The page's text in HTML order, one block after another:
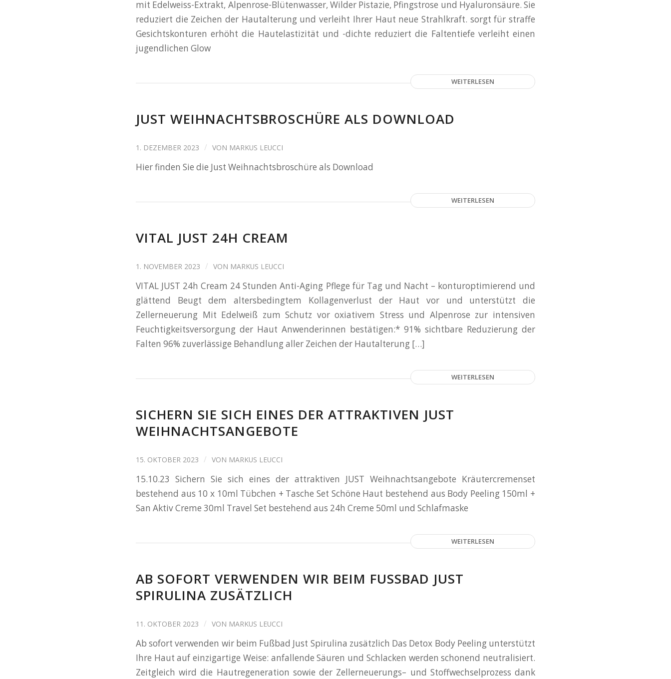
mit Edelweiss-Extrakt, Alpenrose-Blütenwasser, Wilder Pistazie, Pfingstrose und Hyaluronsäure. Sie
reduziert die Zeichen der Hautalterung und verleiht Ihrer Haut neue Strahlkraft. sorgt für straffe
Gesichtskonturen erhöht die Hautelastizität und -dichte reduziert die Faltentiefe verleiht einen
jugendlichen Glow
WEITERLESEN
JUST WEIHNACHTSBROSCHÜRE ALS DOWNLOAD
1. DEZEMBER 2023 / VON MARKUS LEUCCI
Hier finden Sie die Just Weihnachtsbroschüre als Download
WEITERLESEN
VITAL JUST 24H CREAM
1. NOVEMBER 2023 / VON MARKUS LEUCCI
VITAL JUST 24h Cream 24 Stunden Anti-Aging Pflege für Tag und Nacht – konturoptimierend und
glättend Beugt dem altersbedingtem Kollagenverlust der Haut vor und unterstützt die
Zellerneuerung Mit Edelweiß zum Schutz vor oxiativem Stress und Alpenrose zur intensiven
Feuchtigkeitsversorgung der Haut Anwenderinnen bestätigen:* 91% sichtbare Reduzierung der
Falten 96% zuverlässige Behandlung aller Zeichen der Hautalterung […]
WEITERLESEN
SICHERN SIE SICH EINES DER ATTRAKTIVEN JUST
WEIHNACHTSANGEBOTE
15. OKTOBER 2023 / VON MARKUS LEUCCI
15.10.23 Sichern Sie sich eines der attraktiven JUST Weihnachtsangebote Kräutercremenset
bestehend aus 10 x 10ml Tübchen + Tasche Set Schöne Haut bestehend aus Body Peeling 150ml +
San Aktiv Creme 30ml Travel Set bestehend aus 24h Creme 50ml und Schlafmaske
WEITERLESEN
AB SOFORT VERWENDEN WIR BEIM FUSSBAD JUST S
PIRULINA ZUSÄTZLICH
11. OKTOBER 2023 / VON MARKUS LEUCCI
Ab sofort verwenden wir beim Fußbad Just Spirulina zusätzlich Das Detox Body Peeling unterstützt
Ihre Haut auf einzigartige Weise: anfallende Säuren und Schlacken werden schonend neutralisiert.
Zeitgleich wird die Hautregeneration sowie der Zellerneuerungs– und Stoffwechselprozess dank